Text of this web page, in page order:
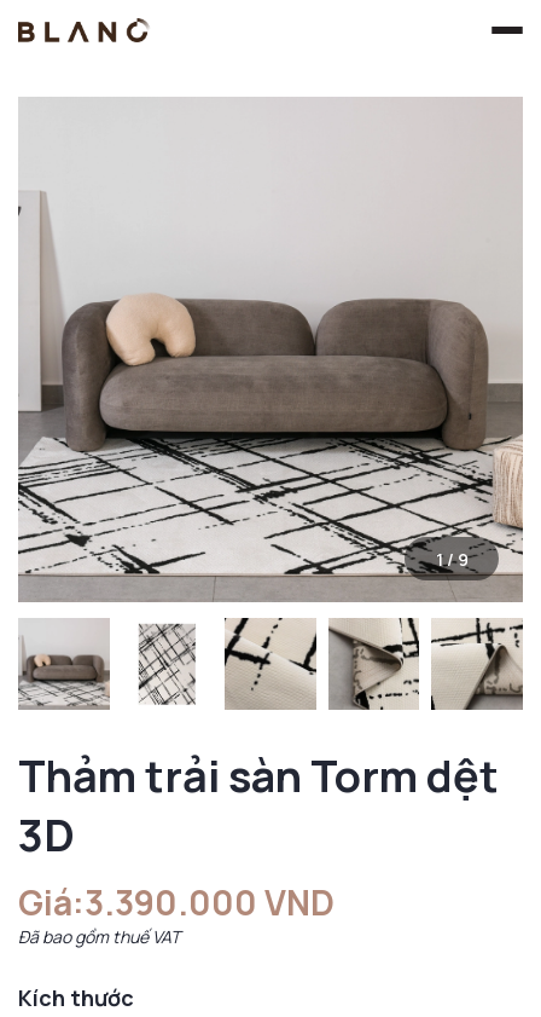
1/9
Thảm trải sàn Torm dệt
3D
Giá:3.390.000 VND
Đã bao gồm thuế VAT
Kích thước